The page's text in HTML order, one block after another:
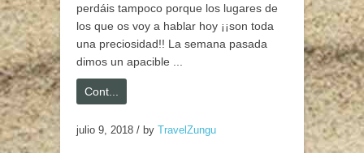
perdáis tampoco porque los lugares de
los que os voy a hablar hoy ¡¡son toda
una preciosidad!! La semana pasada
dimos un apacible ...
Cont...
julio 9, 2018 / by TravelZungu